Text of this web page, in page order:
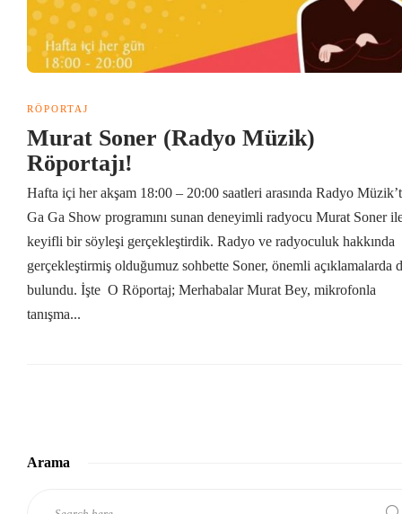
RÖPORTAJ
Murat Soner (Radyo Müzik)
Röportajı!
Hafta içi her akşam 18:00 – 20:00 saatleri arasında Radyo
Ga Ga Show programını sunan deneyimli radyocu Murat Soner
keyifli bir söyleşi gerçekleştirdik. Radyo ve radyoculuk hakkında
gerçekleştirmiş olduğumuz sohbette Soner, önemli açıklamalarda
bulundu. İşte O Röportaj; Merhabalar Murat Bey, mikrofonla
tanışma...
Arama